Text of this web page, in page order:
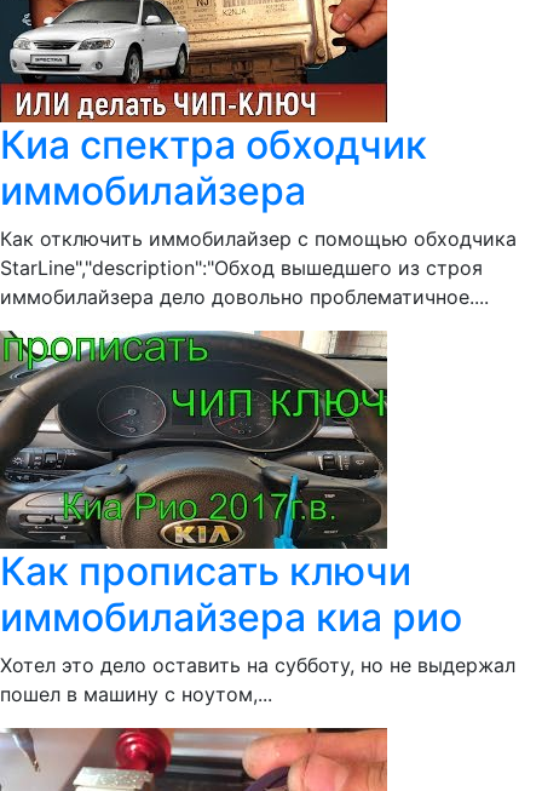
Киа спектра обходчик
иммобилайзера
Как отключить иммобилайзер с помощью обходчика
StarLine","description":"Обход вышедшего из строя
иммобилайзера дело довольно проблематичное....
Как прописать ключи
иммобилайзера киа рио
Хотел это дело оставить на субботу, но не выдержал
пошел в машину с ноутом,...